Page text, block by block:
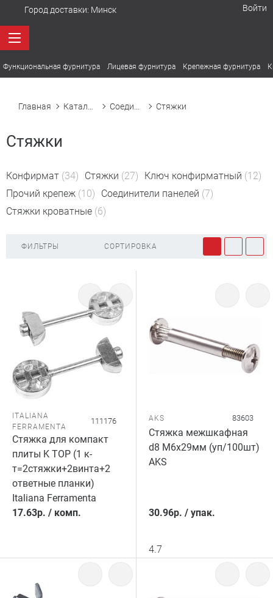
Город доставки: Минск Войти
Функциональная фурнитура Лицевая фурнитура Крепежная фурнитура
Главная Стяжки
Стяжки
Конфирмат (34) Стяжки (27) Ключ конфирматный (12)
Прочий крепеж (10) Соединители панелей (7)
Стяжки кроватные (6)
ФИЛЬТРЫ СОРТИРОВКА
ITALIANA
FERRAMENTA
111176
Стяжка для компакт
плиты K TOP (1 к-
т=2стяжки+2винта+2
ответные планки)
Italiana Ferramenta
17.63р. / комп.
AKS 83603
Стяжка межшкафная
d8 М6х29мм (уп/100шт)
AKS
30.96р. / упак.
4.7